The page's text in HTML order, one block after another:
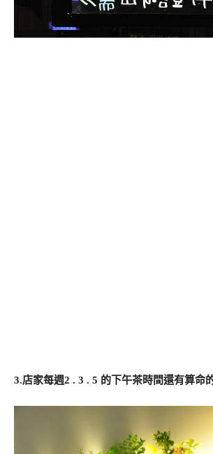
3.店家每週2 . 3 . 5 的下午茶時間還有算命